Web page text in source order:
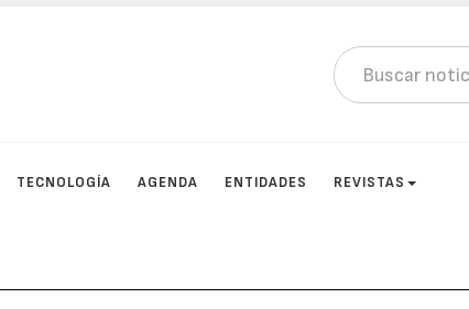
TECNOLOGÍA AGENDA ENTIDADES REVISTAS